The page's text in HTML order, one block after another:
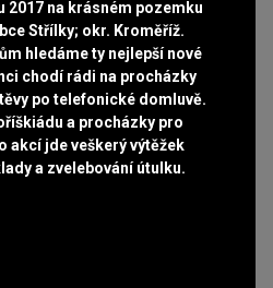
2017 na krásném pozemku
Střílky; okr. Kroměříž.
hledáme ty nejlepší nové
chodí rádi na procházky
po telefonické domluvě.
a procházky pro
akcí jde veškerý výtěžek
a zvelebování útulku.